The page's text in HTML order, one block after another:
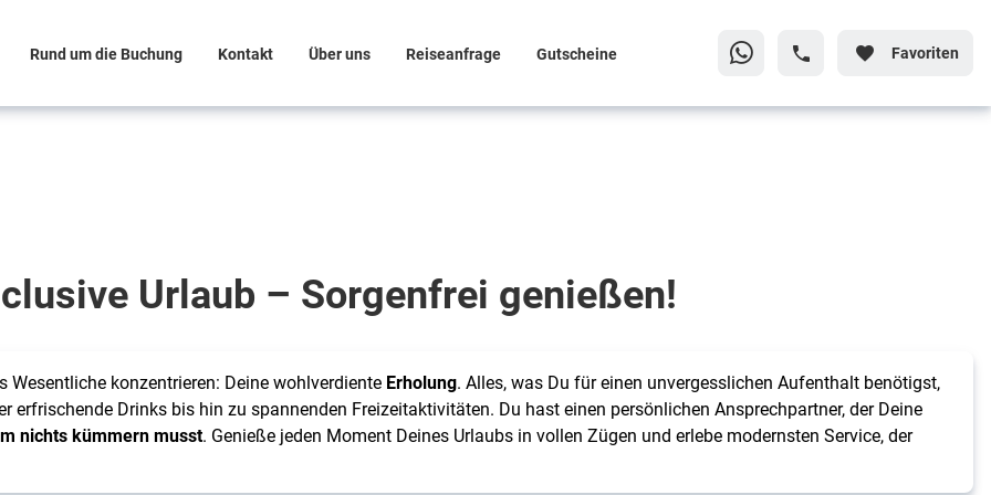
Rund um die Buchung Kontakt Über uns Reiseanfrage Gutscheine Favoriten
Urlaub – Sorgenfrei genießen!
konzentrieren: Deine wohlverdiente Erholung. Alles, was Du für einen unvergesslichen Aufenthalt benötigst,
Drinks bis hin zu spannenden Freizeitaktivitäten. Du hast einen persönlichen Ansprechpartner, der Deine
nichts kümmern musst. Genieße jeden Moment Deines Urlaubs in vollen Zügen und erlebe modernsten Service, der